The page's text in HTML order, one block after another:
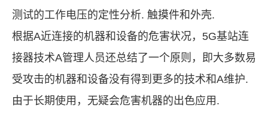
测试的工作电压的定性分析. 触摸件和外壳.
根据A近连接的机器和设备的危害状况，5G基站连
接器技术A管理人员还总结了一个原则，即大多数易
受攻击的机器和设备没有得到更多的技术和A维护.
由于长期使用，无疑会危害机器的出色应用.